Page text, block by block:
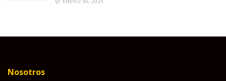
Nosotros